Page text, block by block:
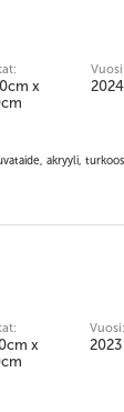
x
Vuosi:
2024
akryyli,
x
Vuosi:
2023